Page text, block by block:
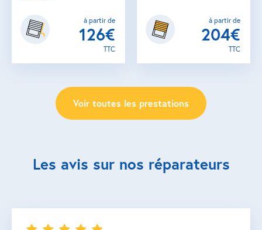
à partir de
126€
TTC
à partir de
204€
TTC
Voir toutes les prestations
Les avis sur nos réparateurs